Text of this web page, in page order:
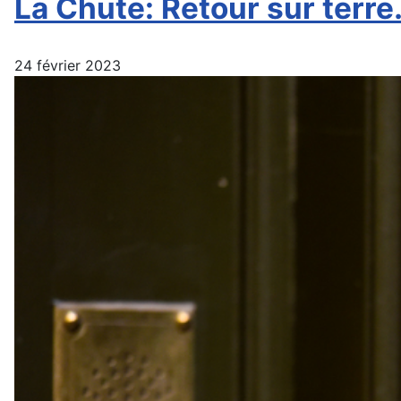
La Chute: Retour sur
24 février 2023